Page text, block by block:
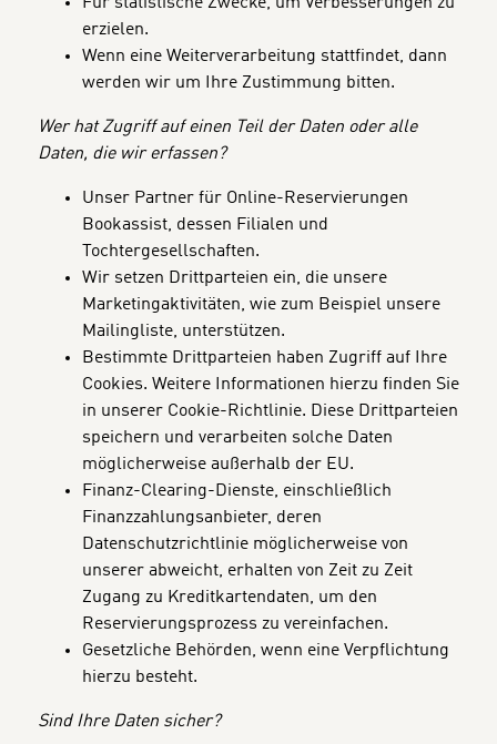
erzielen.
Wenn eine Weiterverarbeitung stattfindet, dann
werden wir um Ihre Zustimmung bitten.
Wer hat Zugriff auf einen Teil der Daten oder alle
Daten, die wir erfassen?
Unser Partner für Online-Reservierungen
Bookassist, dessen Filialen und
Tochtergesellschaften.
Wir setzen Drittparteien ein, die unsere
Marketingaktivitäten, wie zum Beispiel unsere
Mailingliste, unterstützen.
Bestimmte Drittparteien haben Zugriff auf Ihre
Cookies. Weitere Informationen hierzu finden Sie
in unserer Cookie-Richtlinie. Diese Drittparteien
speichern und verarbeiten solche Daten
möglicherweise außerhalb der EU.
Finanz-Clearing-Dienste, einschließlich
Finanzzahlungsanbieter, deren
Datenschutzrichtlinie möglicherweise von
unserer abweicht, erhalten von Zeit zu Zeit
Zugang zu Kreditkartendaten, um den
Reservierungsprozess zu vereinfachen.
Gesetzliche Behörden, wenn eine Verpflichtung
hierzu besteht.
Sind Ihre Daten sicher?